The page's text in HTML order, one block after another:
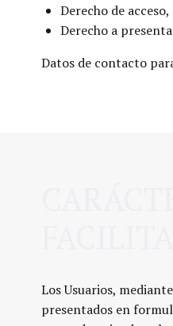
Derecho de
Derecho a
Datos de contacto
Los Usuarios,
presentados en